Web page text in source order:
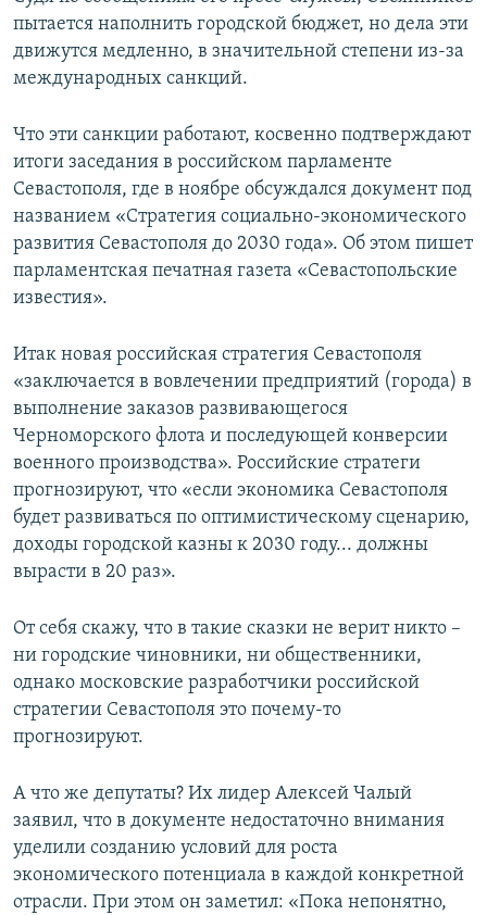
пытается наполнить городской бюджет, но дела эти
движутся медленно, в значительной степени из-за
международных санкций.
Что эти санкции работают, косвенно подтверждают
итоги заседания в российском парламенте
Севастополя, где в ноябре обсуждался документ под
названием «Стратегия социально-экономического
развития Севастополя до 2030 года». Об этом пишет
парламентская печатная газета «Севастопольские
известия».
Итак новая российская стратегия Севастополя
«заключается в вовлечении предприятий (города) в
выполнение заказов развивающегося
Черноморского флота и последующей конверсии
военного производства». Российские стратеги
прогнозируют, что «если экономика Севастополя
будет развиваться по оптимистическому сценарию,
доходы городской казны к 2030 году... должны
вырасти в 20 раз».
От себя скажу, что в такие сказки не верит никто –
ни городские чиновники, ни общественники,
однако московские разработчики российской
стратегии Севастополя это почему-то
прогнозируют.
А что же депутаты? Их лидер Алексей Чалый
заявил, что в документе недостаточно внимания
уделили созданию условий для роста
экономического потенциала в каждой конкретной
отрасли. При этом он заметил: «Пока непонятно,